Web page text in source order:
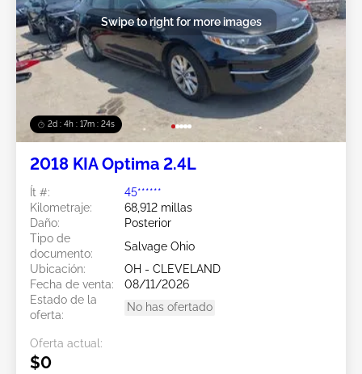
2d : 4h : 17m : 21s
Swipe to right for more images
2018 KIA Optima 2.4L
Ít #:
45******
Kilometraje:
68,912 millas
Daño:
Posterior
Tipo de
documento:
Salvage Ohio
Ubicación:
OH - CLEVELAND
Fecha de venta:
08/11/2026
Estado de la
oferta:
No has ofertado
Oferta actual:
$0